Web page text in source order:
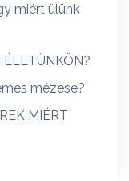
miért ülünk
mézese?
MIÉRT